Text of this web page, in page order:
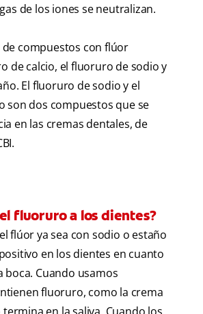
de los iones se neutralizan.
compuestos con flúor
de calcio, el fluoruro de sodio y
El fluoruro de sodio y el
son dos compuestos que se
en las cremas dentales, de
fluoruro a los dientes?
flúor ya sea con sodio o estaño
en los dientes en cuanto
boca. Cuando usamos
fluoruro, como la crema